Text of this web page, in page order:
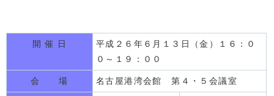
開 催 日
平成２６年６月１３日（金）１６：０
０～１９：００
会 場 名古屋港湾会館 第４・５会議室